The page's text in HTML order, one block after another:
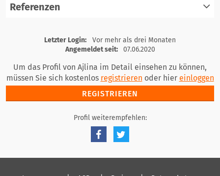
Referenzen
registrieren
einloggen
Letzter Login:
Vor mehr als drei Monaten
Angemeldet seit:
07.06.2020
Um das Profil von Ajlina im Detail einsehen zu können,
müssen Sie sich kostenlos registrieren oder hier einloggen
REGISTRIEREN
Profil weiterempfehlen: